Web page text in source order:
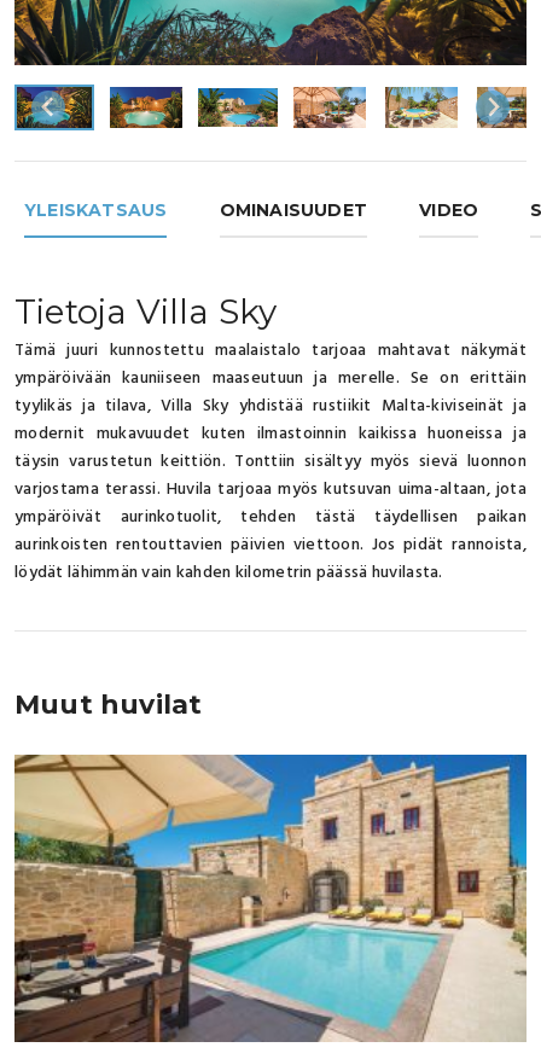
YLEISKATSAUS OMINAISUUDET VIDEO
Tietoja Villa Sky
Tämä juuri kunnostettu maalaistalo tarjoaa mahtavat näkymät
ympäröivään kauniiseen maaseutuun ja merelle. Se on erittäin
tyylikäs ja tilava, Villa Sky yhdistää rustiikit Malta-kiviseinät ja
modernit mukavuudet kuten ilmastoinnin kaikissa huoneissa ja
täysin varustetun keittiön. Tonttiin sisältyy myös sievä luonnon
varjostama terassi. Huvila tarjoaa myös kutsuvan uima-altaan, jota
ympäröivät aurinkotuolit, tehden tästä täydellisen paikan
aurinkoisten rentouttavien päivien viettoon. Jos pidät rannoista,
löydät lähimmän vain kahden kilometrin päässä huvilasta.
Muut huvilat